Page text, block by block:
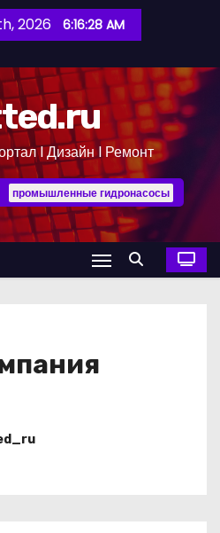
2026 6:16:29 AM
l Дизайн l Ремонт
промышленные гидронасосы